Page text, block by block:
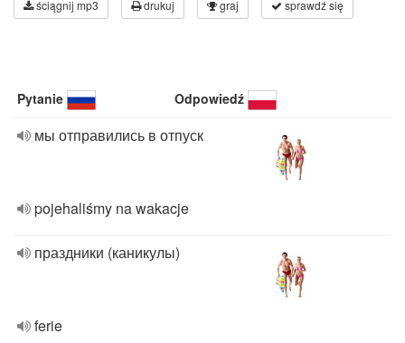
ściągnij mp3 drukuj graj sprawdź się
Pytanie Odpowiedź
мы отправились в отпуск
pojehaliśmy na wakacje
праздники (каникулы)
ferie